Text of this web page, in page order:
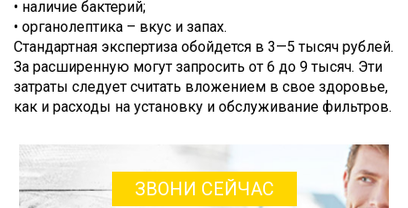
• наличие бактерий;
• органолептика – вкус и запах.
Стандартная экспертиза обойдется в 3—5 тысяч рублей.
За расширенную могут запросить от 6 до 9 тысяч. Эти
затраты следует считать вложением в свое здоровье,
как и расходы на установку и обслуживание фильтров.
ЗВОНИ СЕЙЧАС